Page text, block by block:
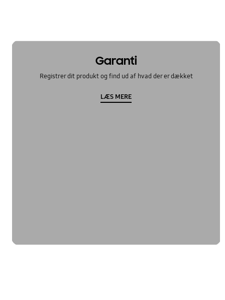
Garanti
Registrer dit produkt og find ud af hvad der er dækket
LÆS MERE